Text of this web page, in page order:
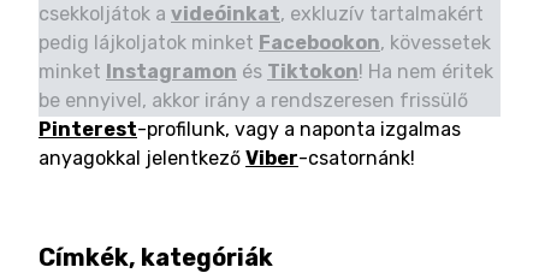
csekkoljátok a videóinkat, exkluzív tartalmakért
pedig lájkoljatok minket Facebookon, kövessetek
minket Instagramon és Tiktokon! Ha nem éritek
be ennyivel, akkor irány a rendszeresen frissülő
Pinterest-profilunk, vagy a naponta izgalmas
anyagokkal jelentkező Viber-csatornánk!
Címkék, kategóriák